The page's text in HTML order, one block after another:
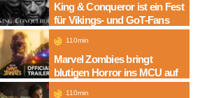
King & Conqueror ist ein Fest
für Vikings- und GoT-Fans
110min
Marvel Zombies bringt
blutigen Horror ins MCU auf
Disney+
110min